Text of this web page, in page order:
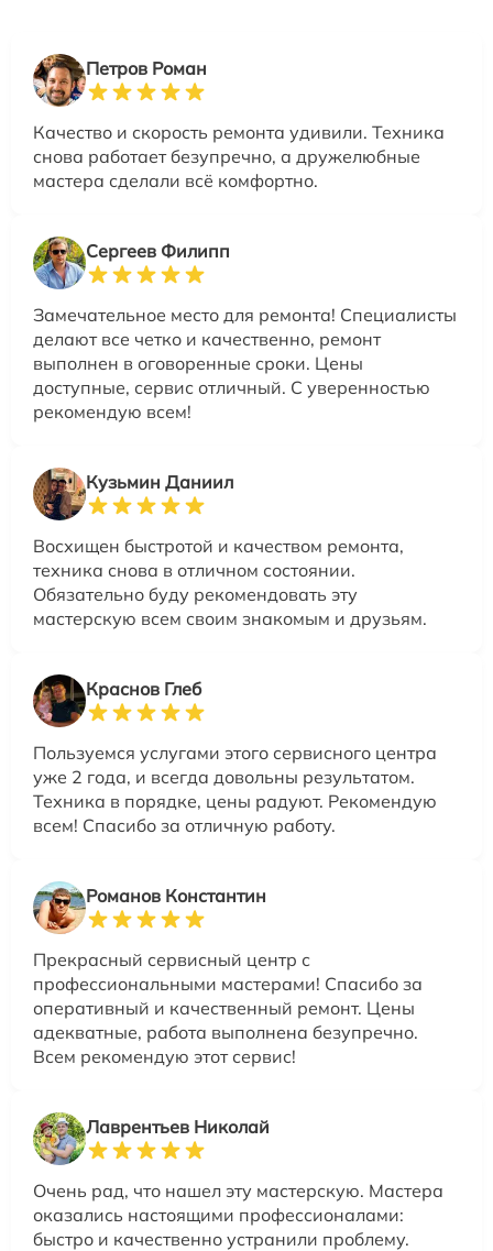
Петров Роман
Качество и скорость ремонта удивили. Техника
снова работает безупречно, а дружелюбные
мастера сделали всё комфортно.
Сергеев Филипп
Замечательное место для ремонта! Специалисты
делают все четко и качественно, ремонт
выполнен в оговоренные сроки. Цены
доступные, сервис отличный. С уверенностью
рекомендую всем!
Кузьмин Даниил
Восхищен быстротой и качеством ремонта,
техника снова в отличном состоянии.
Обязательно буду рекомендовать эту
мастерскую всем своим знакомым и друзьям.
Краснов Глеб
Пользуемся услугами этого сервисного центра
уже 2 года, и всегда довольны результатом.
Техника в порядке, цены радуют. Рекомендую
всем! Спасибо за отличную работу.
Романов Константин
Прекрасный сервисный центр с
профессиональными мастерами! Спасибо за
оперативный и качественный ремонт. Цены
адекватные, работа выполнена безупречно.
Всем рекомендую этот сервис!
Лаврентьев Николай
Очень рад, что нашел эту мастерскую. Мастера
оказались настоящими профессионалами:
быстро и качественно устранили проблему.